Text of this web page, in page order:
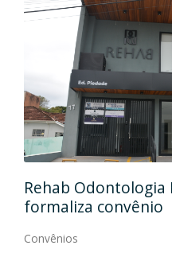
Rehab Odontologia
formaliza convênio
Convênios